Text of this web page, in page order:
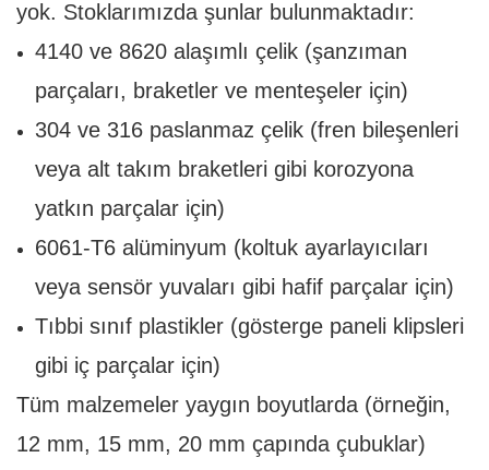
yok. Stoklarımızda şunlar bulunmaktadır:
4140 ve 8620 alaşımlı çelik (şanzıman
parçaları, braketler ve menteşeler için)
304 ve 316 paslanmaz çelik (fren bileşenleri
veya alt takım braketleri gibi korozyona
yatkın parçalar için)
6061-T6 alüminyum (koltuk ayarlayıcıları
veya sensör yuvaları gibi hafif parçalar için)
Tıbbi sınıf plastikler (gösterge paneli klipsleri
gibi iç parçalar için)
Tüm malzemeler yaygın boyutlarda (örneğin,
12 mm, 15 mm, 20 mm çapında çubuklar)